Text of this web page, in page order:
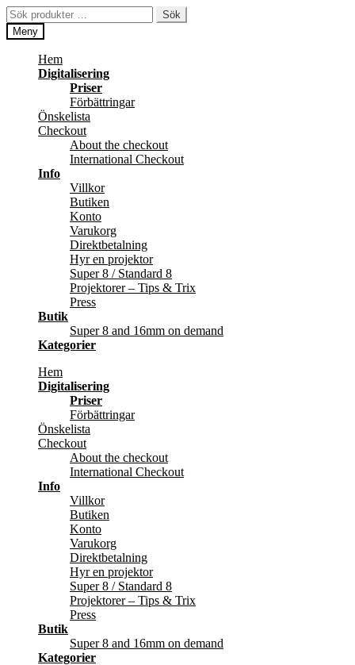
Hoppa
till
navigering
Hoppa
till
innehåll
Sök
efter:
Sök
Meny
Hem
Digitalisering
Priser
Förbättringar
Önskelista
Checkout
About the checkout
International Checkout
Info
Villkor
Butiken
Konto
Varukorg
Direktbetalning
Hyr en projektor
Super 8 / Standard 8
Projektorer – Tips & Trix
Press
Butik
Super 8 and 16mm on demand
Kategorier
Hem
Digitalisering
Priser
Förbättringar
Önskelista
Checkout
About the checkout
International Checkout
Info
Villkor
Butiken
Konto
Varukorg
Direktbetalning
Hyr en projektor
Super 8 / Standard 8
Projektorer – Tips & Trix
Press
Butik
Super 8 and 16mm on demand
Kategorier